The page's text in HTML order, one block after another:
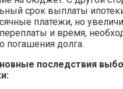
срок выплаты
платежи, но
и время,
погашения долга.
последствия